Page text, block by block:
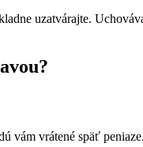
uzatvárajte.
vám vrátené späť